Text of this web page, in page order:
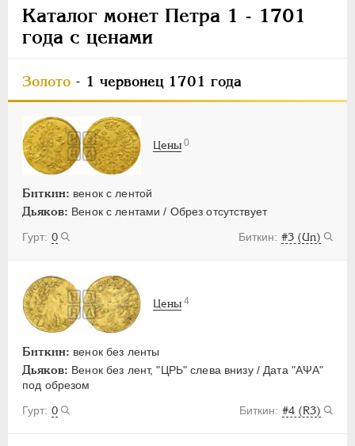
Каталог монет Петра 1 - 1701
года с ценами
Золото - 1 червонец 1701 года
Биткин: венок с лентой
Дьяков: Венок с лентами / Обрез отсутствует
0
#3 (Un)
Цены 0
Биткин: венок без ленты
Дьяков: Венок без лент, "ЦРЬ" слева внизу / Дата "АΨА"
под обрезом
0
#4 (R3)
Цены 4
ПЕТР II 1727-1729
АННА ИОАННОВНА 1730-1740
ЕЛИЗАВЕТА 1741-1762
ПЕТР III 1762-1762
ЕКАТЕРИНА II 1762-1796
ПАВЕЛ I 1796-1801
АЛЕКСАНДР I 1801-1825
НИКОЛАЙ I 1826-1855
АЛЕКСАНДР II 1855-1881
АЛЕКСАНДР III
ВРЕМЕННОЕ ПРАВ.
ИНОСТРАННЫЕ 1768-1918